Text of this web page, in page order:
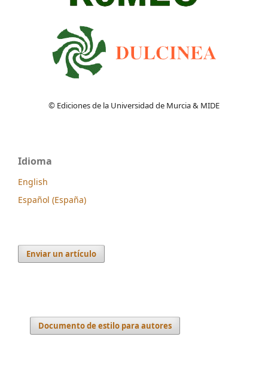
© Ediciones de la Universidad de Murcia & MIDE
Idioma
English
Español (España)
Enviar un artículo
Documento de estilo para autores